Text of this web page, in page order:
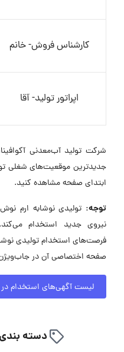
کارشناس فروش- خانم
اپراتور تولید- آقا
شرکت تولید آب‌معدنی
جدیدترین موقعیت‌های شغلی
ابتدای صفحه مشاهده کنید.
توجه:
نیروی جدید استخدام
فرصت‌های استخدام تولیدی
صفحه اختصاصی آن در
لیست آگهی‌های استخدام در
دسته